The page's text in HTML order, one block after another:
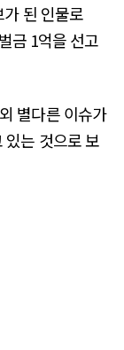
된 인물로
금 1억을 선고
별다른 이슈가
있는 것으로 보